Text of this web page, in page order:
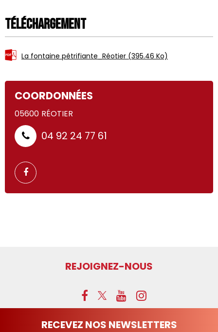
Téléchargement
La fontaine pétrifiante_Réotier (395.46 Ko)
COORDONNÉES
05600 RÉOTIER
04 92 24 77 61
REJOIGNEZ-NOUS
RECEVEZ NOS NEWSLETTERS